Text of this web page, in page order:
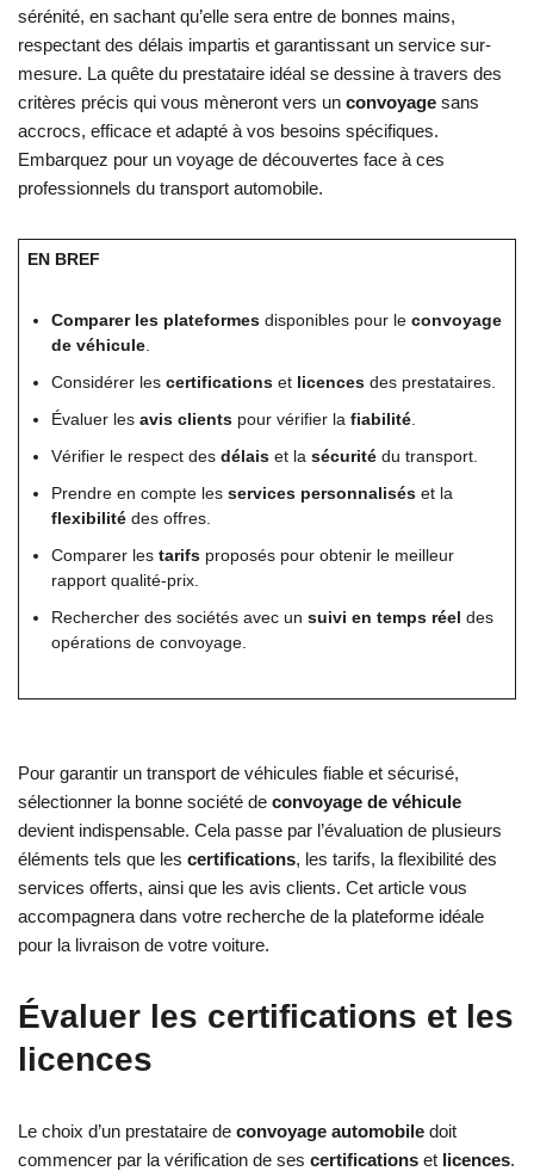
sérénité, en sachant qu’elle sera entre de bonnes mains,
respectant des délais impartis et garantissant un service sur-
mesure. La quête du prestataire idéal se dessine à travers des
critères précis qui vous mèneront vers un convoyage sans
accrocs, efficace et adapté à vos besoins spécifiques.
Embarquez pour un voyage de découvertes face à ces
professionnels du transport automobile.
EN BREF
Comparer les plateformesdisponibles pour le convoyage
de véhicule.
Considérer les certificationset licencesdes prestataires.
Évaluer les avis clientspour vérifier la fiabilité.
Vérifier le respect des délaiset la sécuritédu transport.
Prendre en compte les services personnaliséset la
flexibilitédes offres.
Comparer les tarifsproposés pour obtenir le meilleur
rapport qualité-prix.
Rechercher des sociétés avec un suivi en temps réel des
opérations de convoyage.
Pour garantir un transport de véhicules fiable et sécurisé,
sélectionner la bonne société de convoyage de véhicule
devient indispensable. Cela passe par l’évaluation de plusieurs
éléments tels que les certifications, les tarifs, la flexibilité des
services offerts, ainsi que les avis clients. Cet article vous
accompagnera dans votre recherche de la plateforme idéale
pour la livraison de votre voiture.
Évaluer les certifications et les
licences
Le choix d’un prestataire de convoyage automobile doit
commencer par la vérification de ses certifications et licences.